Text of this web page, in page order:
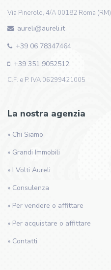
Via Pinerolo, 4/A 00182 Roma (RM)
aureli@aureli.it
+39 06 78347464
+39 351 9052512
C.F. e P. IVA 06299421005
La nostra agenzia
» Chi Siamo
» Grandi Immobili
» I Volti Aureli
» Consulenza
» Per vendere o affittare
» Per acquistare o affittare
» Contatti